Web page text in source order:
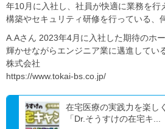
年10月に入社し、社員が快適に業務を行
構築やセキュリティ研修を行っている、
A.Aさん 2023年4月に入社した期待のホ
輝かせながらエンジニア業に邁進してい
株式会社
https://www.tokai-bs.co.jp/
在宅医療の実践力を楽し
「Dr.そうすけの在宅キ...